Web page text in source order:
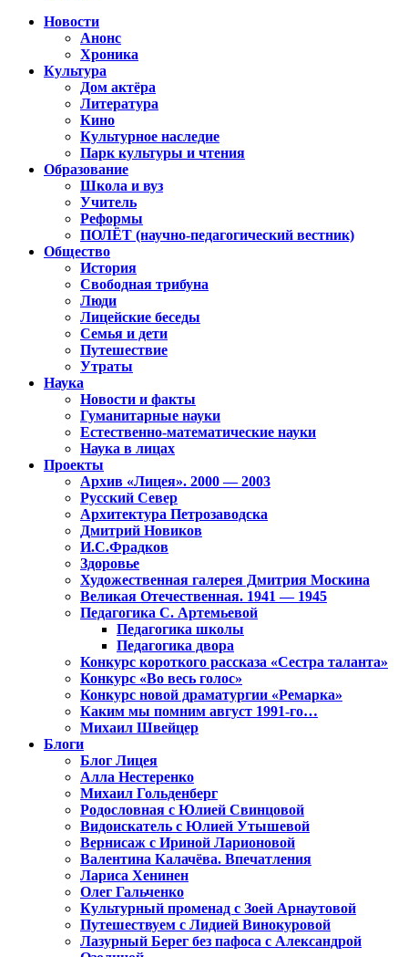
Новости
Анонс
Хроника
Культура
Дом актёра
Литература
Кино
Культурное наследие
Парк культуры и чтения
Образование
Школа и вуз
Учитель
Реформы
ПОЛЁТ (научно-педагогический вестник)
Общество
История
Свободная трибуна
Люди
Лицейские беседы
Семья и дети
Путешествие
Утраты
Наука
Новости и факты
Гуманитарные науки
Естественно-математические науки
Наука в лицах
Проекты
Архив «Лицея». 2000 — 2003
Русский Север
Архитектура Петрозаводска
Дмитрий Новиков
И.С.Фрадков
Здоровье
Художественная галерея Дмитрия Москина
Великая Отечественная. 1941 — 1945
Педагогика С. Артемьевой
Педагогика школы
Педагогика двора
Конкурс короткого рассказа «Сестра таланта»
Конкурс «Во весь голос»
Конкурс новой драматургии «Ремарка»
Каким мы помним август 1991-го…
Михаил Швейцер
Блоги
Блог Лицея
Алла Нестеренко
Михаил Гольденберг
Родословная с Юлией Свинцовой
Видоискатель с Юлией Утышевой
Вернисаж с Ириной Ларионовой
Валентина Калачёва. Впечатления
Лариса Хенинен
Олег Гальченко
Культурный променад с Зоей Арнаутовой
Путешествуем с Лидией Винокуровой
Лазурный Берег без пафоса с Александрой